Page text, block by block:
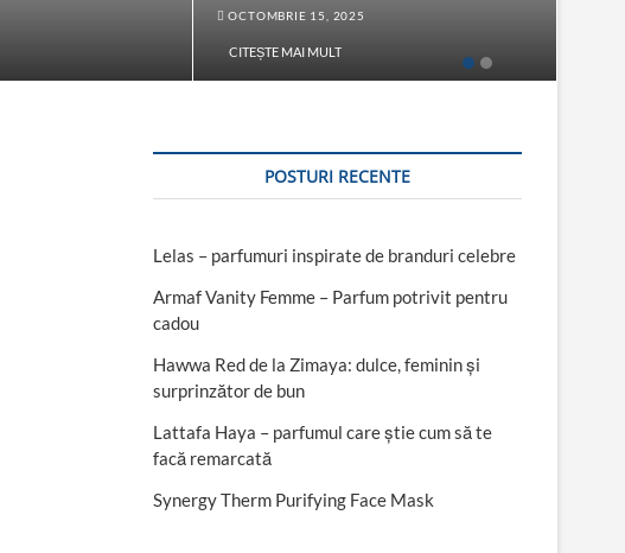
OCTOMBRIE 15, 2025
CITEȘTE MAI MULT
POSTURI RECENTE
Lelas – parfumuri inspirate de branduri celebre
Armaf Vanity Femme – Parfum potrivit pentru
cadou
Hawwa Red de la Zimaya: dulce, feminin și
surprinzător de bun
Lattafa Haya – parfumul care știe cum să te
facă remarcată
Synergy Therm Purifying Face Mask